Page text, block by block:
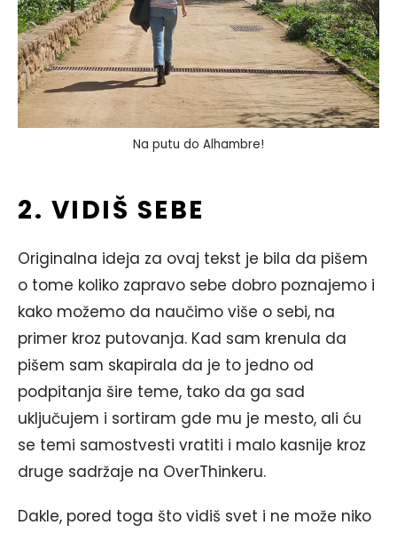
Na putu do Alhambre!
2. VIDIŠ SEBE
Originalna ideja za ovaj tekst je bila da pišem
o tome koliko zapravo sebe dobro poznajemo i
kako možemo da naučimo više o sebi, na
primer kroz putovanja. Kad sam krenula da
pišem sam skapirala da je to jedno od
podpitanja šire teme, tako da ga sad
uključujem i sortiram gde mu je mesto, ali ću
se temi samostvesti vratiti i malo kasnije kroz
druge sadržaje na OverThinkeru.
Dakle, pored toga što vidiš svet i ne može niko